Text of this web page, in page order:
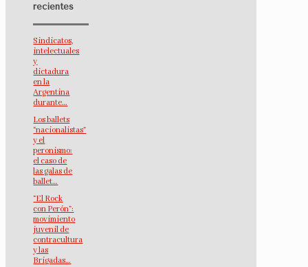
recientes
Sindicatos,
intelectuales
y
dictadura
en la
Argentina
durante…
Los ballets
“nacionalistas”
y el
peronismo:
el caso de
las galas de
ballet…
“El Rock
con Perón”:
movimiento
juvenil de
contracultura
y las
Brigadas…